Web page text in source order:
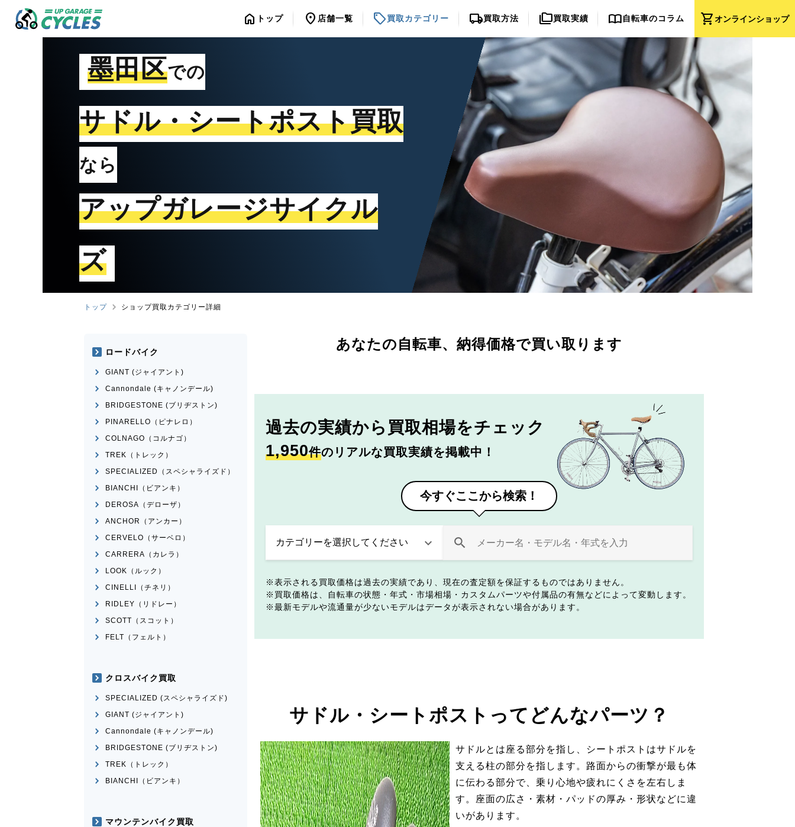
shopping_cartオンラインショップ
home トップ location_on 店舗一覧 sell買取カテゴリー local_shipping買取方法 folder_copy買取実績 import_contacts自転車のコラム
墨田区での
サドル・シートポスト買取
なら
アップガレージサイクル
ズ
トップ ショップ買取カテゴリー詳細
あなたの自転車、 納得価格で買い取ります
過去の実績から 買取相場をチェック
1,950件のリアルな買取実績を掲載中！
今すぐここから検索！
表示される買取価格は過去の実績であり、現在の査定額を保証するものではありません。
買取価格は、自転車の状態・年式・市場相場・カスタムパーツや付属品の有無などによって変動します。
最新モデルや流通量が少ないモデルはデータが表示されない場合があります。
サドル・シートポストってどんなパーツ？
サドルとは座る部分を指し、シートポストはサドルを
支える柱の部分を指します。路面からの衝撃が最も体
に伝わる部分で、乗り心地や疲れにくさを左右しま
す。座面の広さ・素材・パッドの厚み・形状などに違
いがあります。
ロードバイク
GIANT (ジャイアント)
Cannondale (キャノンデール)
BRIDGESTONE (ブリヂストン)
PINARELLO（ピナレロ）
COLNAGO（コルナゴ）
TREK（トレック）
SPECIALIZED（スペシャライズド）
BIANCHI（ビアンキ）
DEROSA（デローザ）
ANCHOR（アンカー）
CERVELO（サーベロ）
CARRERA（カレラ）
LOOK（ルック）
CINELLI（チネリ）
RIDLEY（リドレー）
SCOTT（スコット）
FELT（フェルト）
クロスバイク買取
SPECIALIZED (スペシャライズド)
GIANT (ジャイアント)
Cannondale (キャノンデール)
BRIDGESTONE (ブリヂストン)
TREK（トレック）
BIANCHI（ビアンキ）
マウンテンバイク買取